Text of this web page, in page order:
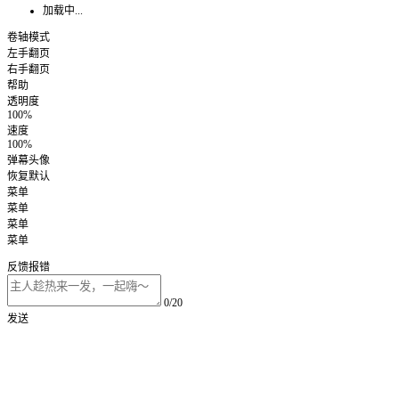
加载中...
卷轴模式
左手翻页
右手翻页
帮助
透明度
100%
速度
100%
弹幕头像
恢复默认
菜单
菜单
菜单
菜单
反馈报错
0/20
发送